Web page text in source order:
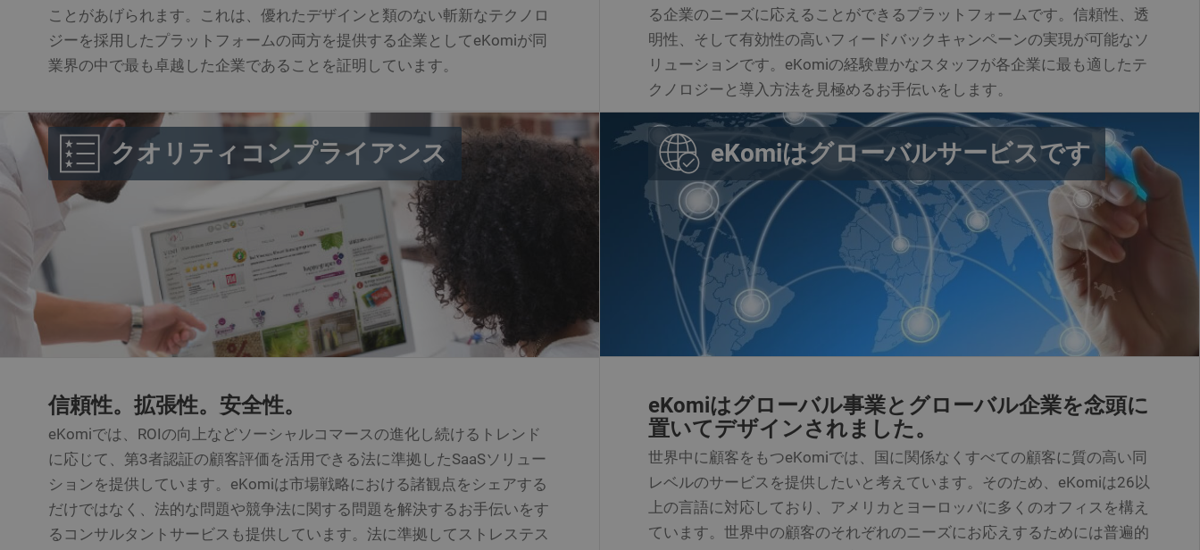
ことがあげられます。これは、優れたデザインと類のない斬新なテクノロ
ジーを採用したプラットフォームの両方を提供する企業としてeKomiが同
業界の中で最も卓越した企業であることを証明しています。
る企業のニーズに応えることができるプラットフォームです。信頼性、透
明性、そして有効性の高いフィードバックキャンペーンの実現が可能なソ
リューションです。eKomiの経験豊かなスタッフが各企業に最も適したテ
クノロジーと導入方法を見極めるお手伝いをします。
クオリティコンプライアンス
信頼性。拡張性。安全性。
eKomiでは、ROIの向上などソーシャルコマースの進化し続けるトレンド
に応じて、第3者認証の顧客評価を活用できる法に準拠したSaaSソリュー
ションを提供しています。eKomiは市場戦略における諸観点をシェアする
だけではなく、法的な問題や競争法に関する問題を解決するお手伝いをす
るコンサルタントサービスも提供しています。法に準拠してストレステス
eKomiはグローバルサービスです
eKomiはグローバル事業とグローバル企業を念頭に
置いてデザインされました。
世界中に顧客をもつeKomiでは、国に関係なくすべての顧客に質の高い同
レベルのサービスを提供したいと考えています。そのため、eKomiは26以
上の言語に対応しており、アメリカとヨーロッパに多くのオフィスを構え
ています。世界中の顧客のそれぞれのニーズにお応えするためには普遍的
_gat
Google LLC
58
seconds
このcookieの名前は、Google Universal Analyticsに関連付けられています。ドキュメ
トでのデータ収集を制限します。 このcookieは10分後に失効します。
__utma
Google LLC
このcookieは、Google Analyticsによって設定され、ユーザーとセッションを区別する
cookieが存在しない場合に作成されます。 このcookieは、Google Analyticsにデータが
__utmc
Google LLC
www.ekomi.de
Session
このcookieは、Google Analyticsによって設定され、ユーザーがブラウザを閉じると削
除されます。 このcookieはga.jsでは使用されません。 このcookieは、Google
Analyticsの古いバージョンであるurchin.jsとの相互運用を可能にするために使用され、
__utmb cookieと組み合わせて新しいセッション/訪問を判断するために使用されます。
__utmz
Google LLC
www.ekomi.de
このcookieは、Google analyticsによって設定され、訪問者がサイトに到達した際のト
ラフィックソースやキャンペーンを保存するために使用されます。
__utmt
Google LLC
www.ekomi.de
cookieはGoogleAnalyticsによって設定され、リクエストレートを調整するために使用
__utmb
Google LLC
www.ekomi.de
minutes
このcookieは、Google Analyticsによって設定されます。 このcookieは、新しいセッシ
ョン/訪問を判断するために使用されます。 cookieは、JavaScriptライブラリが実行さ
れ、既存の__utma cookieが存在しない場合に作成されます。 このcookieは、Google
Analyticsにデータが送信されるたびに更新されます。
Oracle
Corporation
1 year
このcookieは、Addthis.com のサービスの利用状況を把握するために Addthis が設定し
ます。
www.ekomi.de
このcookieは Addthis によって設定されます。 これは、情報を共有しているユーザー
がどこにいるのかを把握するためのgeolocation cookieです。
ads/ga-
audiences
www.ekomi.de Session
Google AdWordsで使用され、ウェブサイト上での訪問者のオンライン行動に基づい
て、顧客に転換する可能性の高い訪問者に再アプローチするために使用される